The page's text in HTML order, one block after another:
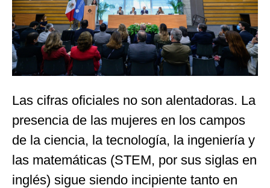
Las cifras oficiales no son alentadoras. La
presencia de las mujeres en los campos
de la ciencia, la tecnología, la ingeniería y
las matemáticas (STEM, por sus siglas en
inglés) sigue siendo incipiente tanto en